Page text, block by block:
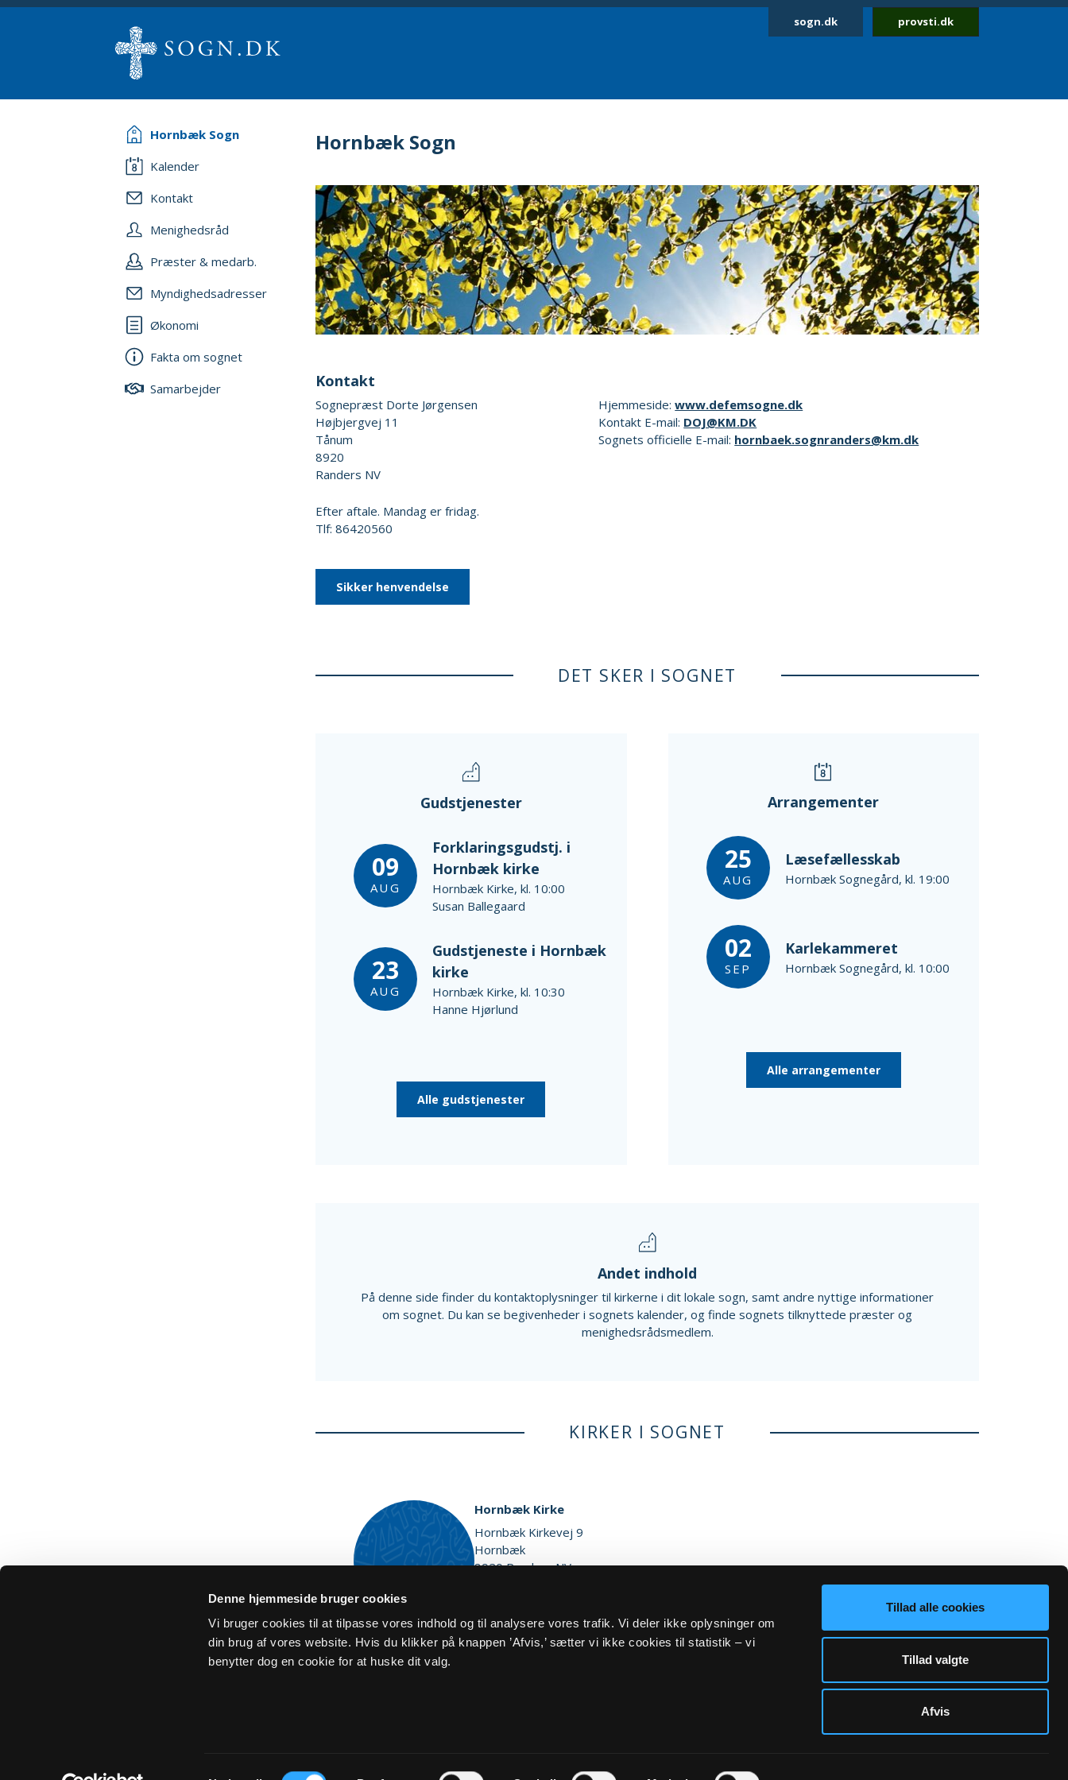
Denne hjemmeside bruger cookies
Vi bruger cookies til at tilpasse vores indhold og til analysere vores trafik. Vi deler ikke oplysninger om
din brug af vores website. Hvis du klikker på knappen ’Afvis,’ sætter vi ikke cookies til statistik – vi
benytter dog en cookie for at huske dit valg.
Samtykkevalg
Tillad alle cookies
Tillad valgte
Afvis
sogn.dk provsti.dk
Hornbæk Sogn
Kalender
Kontakt
Menighedsråd
Præster & medarb.
Myndighedsadresser
Økonomi
Fakta om sognet
Samarbejder
Hornbæk Sogn
Kontakt
Sognepræst Dorte Jørgensen
Højbjergvej 11
Tånum
8920
Randers NV
Efter aftale. Mandag er fridag.
Tlf: 86420560
Sikker henvendelse
Hjemmeside:www.defemsogne.dk
Kontakt E-mail: DOJ@KM.DK
Sognets officielle E-mail: hornbaek.sognranders@km.dk
DET SKER I SOGNET
Gudstjenester
09
AUG
Forklaringsgudstj. i
Hornbæk kirke
Hornbæk Kirke, kl. 10:00
Susan Ballegaard
23
AUG
Gudstjeneste i Hornbæk
kirke
Hornbæk Kirke, kl. 10:30
Hanne Hjørlund
Alle gudstjenester
Arrangementer
25
AUG
Læsefællesskab
Hornbæk Sognegård, kl. 19:00
02
SEP
Karlekammeret
Hornbæk Sognegård, kl. 10:00
Alle arrangementer
Andet indhold
På denne side finder du kontaktoplysninger til kirkerne i dit lokale sogn, samt andre nyttige informationer
om sognet. Du kan se begivenheder i sognets kalender, og finde sognets tilknyttede præster og
menighedsrådsmedlem.
KIRKER I SOGNET
Hornbæk Kirke
Hornbæk Kirkevej 9
Hornbæk
8920 Randers NV